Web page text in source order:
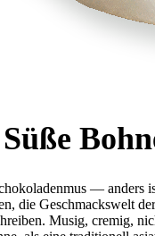
Süße
— anders
die Geschmackswelt
Musig, cremig,